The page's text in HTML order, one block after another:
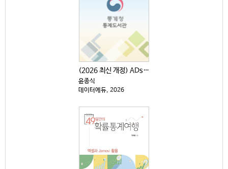
(2026 최신 개정) ADsP 데이터분석 준전문가
윤종식
데이터에듀, 2026